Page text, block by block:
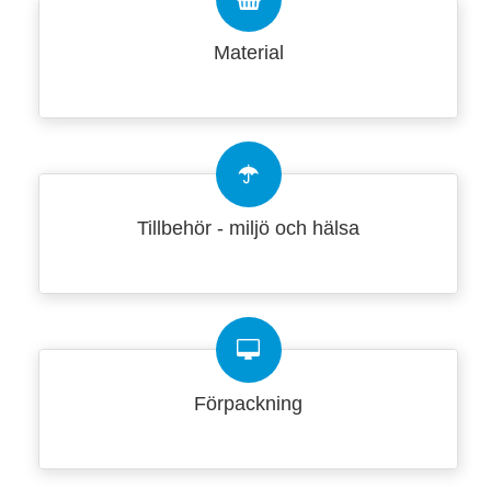
Material
Tillbehör - miljö och hälsa
Förpackning